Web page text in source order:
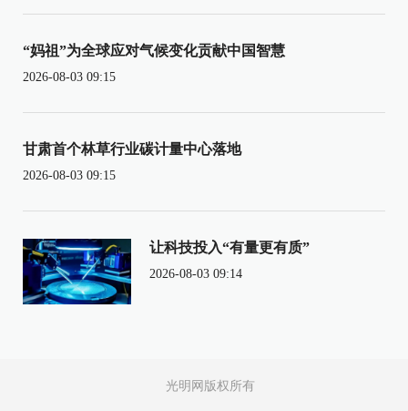
“妈祖”为全球应对气候变化贡献中国智慧
2026-08-03 09:15
甘肃首个林草行业碳计量中心落地
2026-08-03 09:15
让科技投入“有量更有质”
2026-08-03 09:14
光明网版权所有